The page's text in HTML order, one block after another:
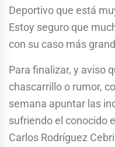
Deportivo que está
Estoy seguro que
con su caso más
Para finalizar, y aviso
chascarrillo o rumor,
semana apuntar las
sufriendo el conocido
Carlos Rodríguez